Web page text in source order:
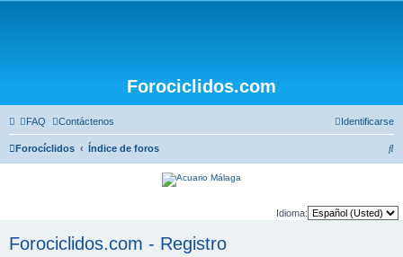
Forociclidos.com
FAQ Contáctenos Identificarse
Forocíclidos Índice de foros
B
c
Idioma:
Forociclidos.com - Registro